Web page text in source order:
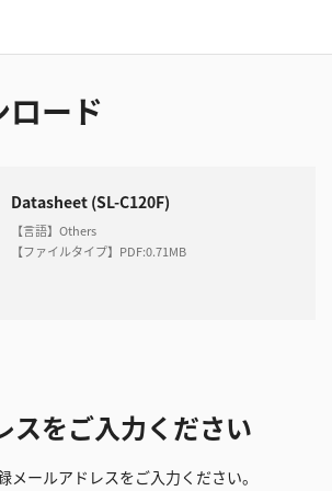
ード
Datasheet (SL-C120F)
【言語】Others
【ファイルタイプ】PDF:0.71MB
スをご入力ください
メールアドレスをご入力ください。